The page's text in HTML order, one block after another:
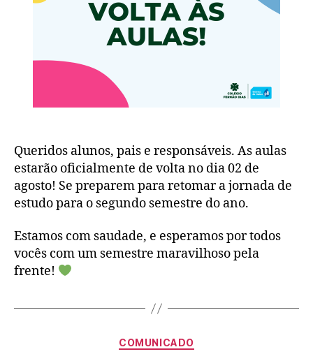
Queridos alunos, pais e responsáveis. As aulas
estarão oficialmente de volta no dia 02 de
agosto! Se preparem para retomar a jornada de
estudo para o segundo semestre do ano.
Estamos com saudade, e esperamos por todos
vocês com um semestre maravilhoso pela
frente!
COMUNICADO